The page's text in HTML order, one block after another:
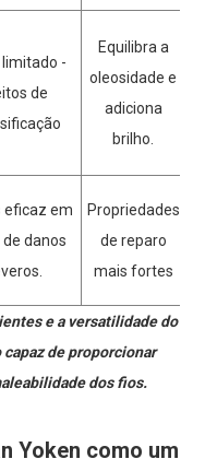
limitado -
de
Equilibra a
oleosidade e
adiciona
brilho.
eficaz em
de danos
Propriedades
de reparo
mais fortes
e a versatilidade do
de proporcionar
dos fios.
Yoken como um